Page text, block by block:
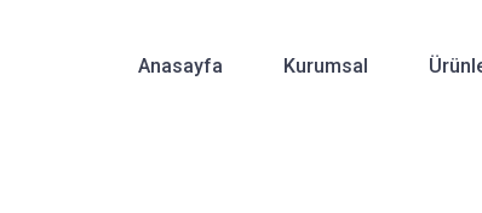
Anasayfa Kurumsal